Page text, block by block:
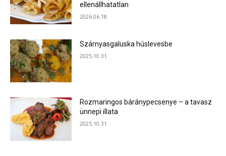
ellenállhatatlan
2026.06.18.
Szárnyasgaluska húslevesbe
2025.10.31.
Rozmaringos báránypecsenye – a tavasz
ünnepi illata
2025.10.31.